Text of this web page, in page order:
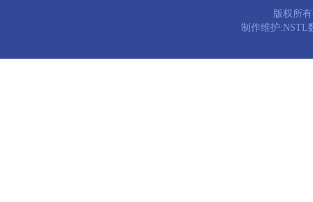
版权所
制作维护:NSTL